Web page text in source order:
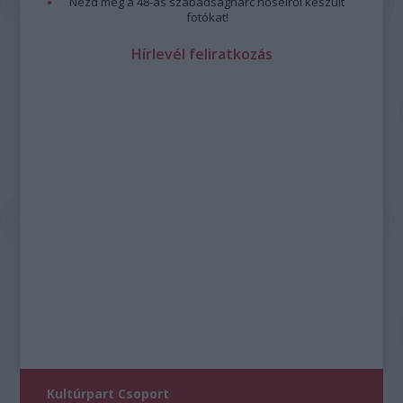
fotókat!
Hírlevél feliratkozás
Kultúrpart Csoport